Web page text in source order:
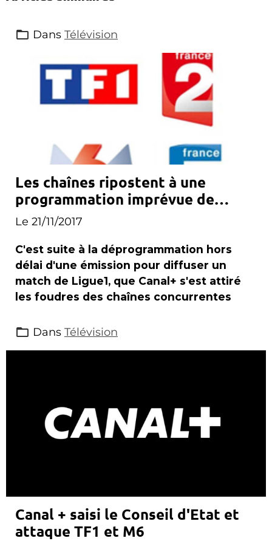
Dans Télévision
Les chaînes ripostent à une
programmation imprévue de
Canal+
Le 21/11/2017
C'est suite à la déprogrammation hors
délai d'une émission pour diffuser un
match de Ligue1, que Canal+ s'est attiré
les foudres des chaînes concurrentes
Dans Télévision
Canal + saisi le Conseil d'Etat et
attaque TF1 et M6